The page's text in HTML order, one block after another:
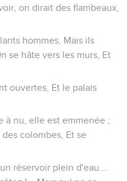
on dirait des flambeaux,
hommes, Mais ils
se hâte vers les murs, Et
ouvertes, Et le palais
à nu, elle est emmenée ;
colombes, Et se
réservoir plein d'eau....